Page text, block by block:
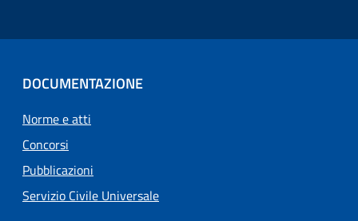
DOCUMENTAZIONE
Norme e atti
Concorsi
Pubblicazioni
Servizio Civile Universale